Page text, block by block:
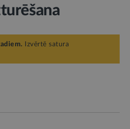
Izvērtē satura